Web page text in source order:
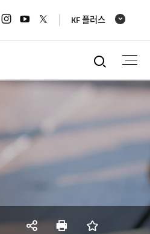
페이스북
인스타그램
유튜브
바로가기
x
바로가기
KF 플러스
통합
SNS 인쇄 즐겨찾기